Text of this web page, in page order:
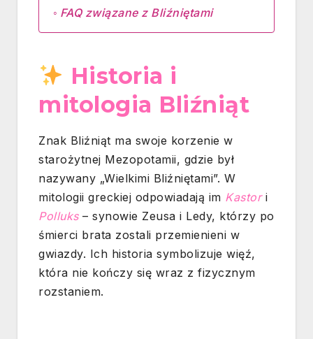
FAQ związane z Bliźniętami
Historia i
mitologia Bliźniąt
Znak Bliźniąt ma swoje korzenie w
starożytnej Mezopotamii, gdzie był
nazywany „Wielkimi Bliźniętami”. W
mitologii greckiej odpowiadają im Kastori
Polluks– synowie Zeusa i Ledy, którzy po
śmierci brata zostali przemienieni w
gwiazdy. Ich historia symbolizuje więź,
która nie kończy się wraz z fizycznym
rozstaniem.